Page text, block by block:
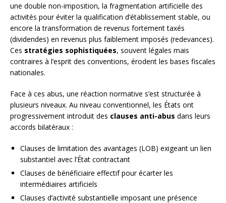
une double non-imposition, la fragmentation artificielle des
activités pour éviter la qualification d’établissement stable, ou
encore la transformation de revenus fortement taxés
(dividendes) en revenus plus faiblement imposés (redevances).
Ces stratégies sophistiquées, souvent légales mais
contraires à l’esprit des conventions, érodent les bases fiscales
nationales.
Face à ces abus, une réaction normative s’est structurée à
plusieurs niveaux. Au niveau conventionnel, les États ont
progressivement introduit des clauses anti-abus dans leurs
accords bilatéraux :
Clauses de limitation des avantages (LOB) exigeant un lien
substantiel avec l’État contractant
Clauses de bénéficiaire effectif pour écarter les
intermédiaires artificiels
Clauses d’activité substantielle imposant une présence